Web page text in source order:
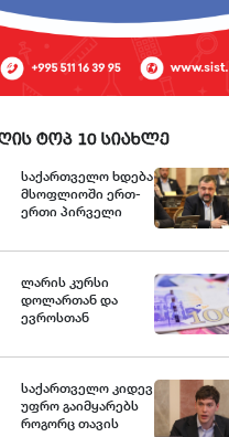
ტოპ 10 სიახლე
საქართველო ხდება
მსოფლიოში ერთ-
ერთი პირველი
მედიკამენტ
შეიძენს და
სახელმწიფო
პროგრამაში
მიქაუტაძე
ლარის კურსი
დოლართან და
ევროსთან
საქართველო კიდევ
უფრო გაიმყარებს
როგორც თავის